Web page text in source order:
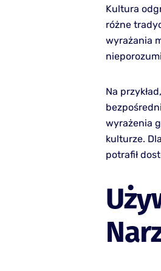
Kultura
różne
wyrażania
Na
wyrażenia
kulturze.
potrafił